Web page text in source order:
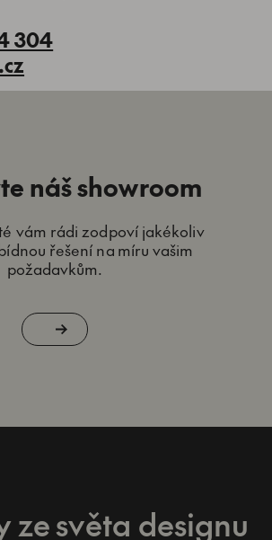
304
náš showroom
vám rádi zodpoví jakékoliv
řešení na míru vašim
požadavkům.
ze světa designu